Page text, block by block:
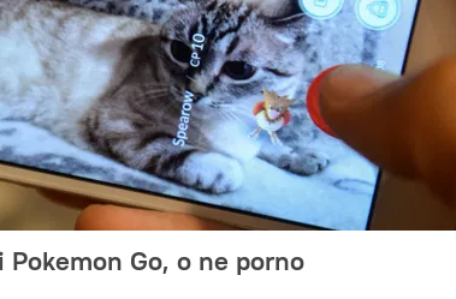
Pokemon Go, o ne porno